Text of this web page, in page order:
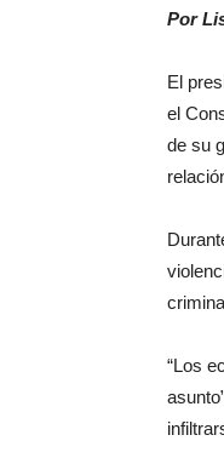
Por
El
el
de su
“Los